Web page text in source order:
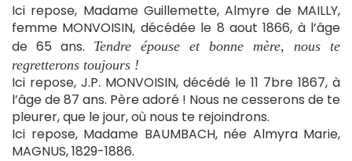
Ici repose, Madame Guillemette, Almyre de MAILLY,
femme MONVOISIN, décédée le 8 aout 1866, à l’âge
de 65 ans.
Tendre épouse et bonne mère, nous te
regretterons toujours !
Ici repose, J.P. MONVOISIN, décédé le 11 7bre 1867, à
l’âge de 87 ans. Père adoré ! Nous ne cesserons de te
pleurer, que le jour, où nous te rejoindrons.
Ici repose, Madame BAUMBACH, née Almyra Marie,
MAGNUS, 1829-1886.